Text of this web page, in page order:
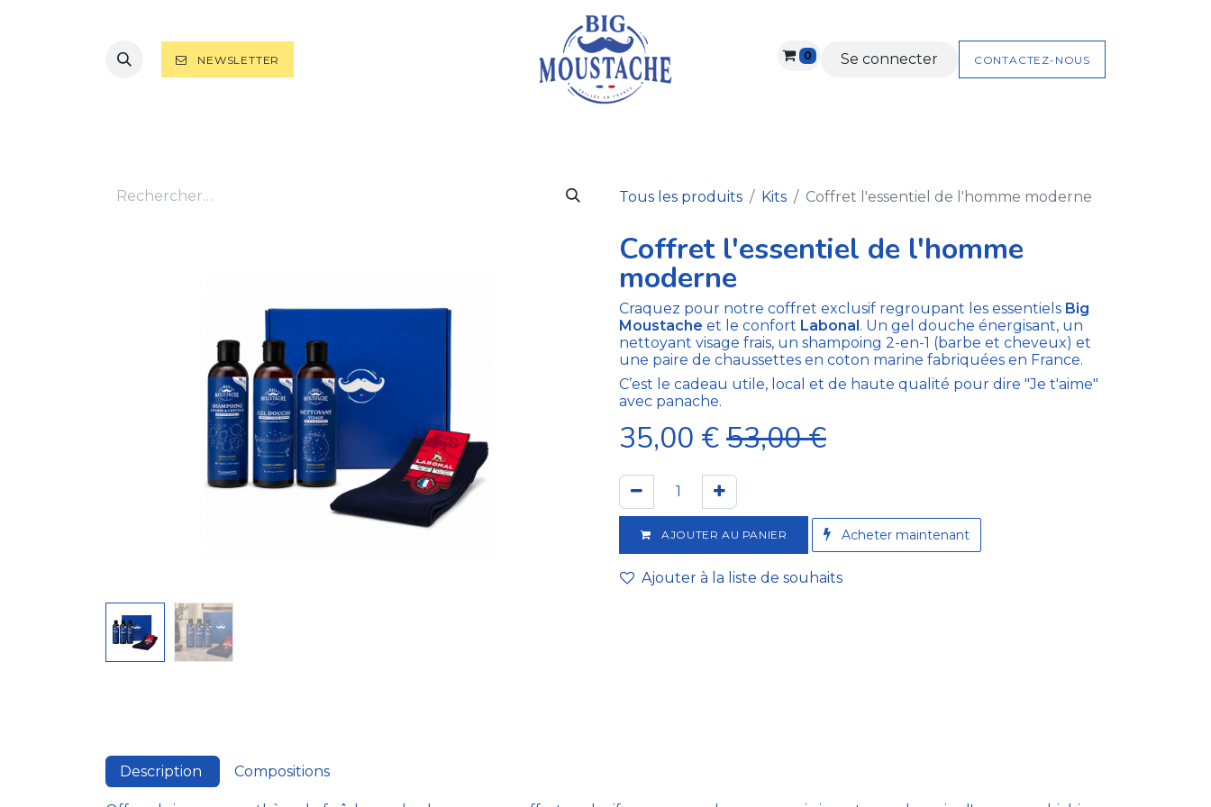
NEWSLETTER 0 Se connecter CONTACTEZ-NOUS
Tous les produits Kits Coffret l'essentiel de l'homme moderne
Coffret l'essentiel de l'homme
moderne
Craquez pour notre coffret exclusif regroupant les essentiels Big
Moustache et le confort Labonal. Un gel douche énergisant, un
nettoyant visage frais, un shampoing 2-en-1 (barbe et cheveux) et
une paire de chaussettes en coton marine fabriquées en France.
C’est le cadeau utile, local et de haute qualité pour dire "Je t'aime"
avec panache.
35,00 €53,00€
AJOUTER AU PANIER A​cheter maintenant
Ajouter à la liste de souhaits
Description Compositions